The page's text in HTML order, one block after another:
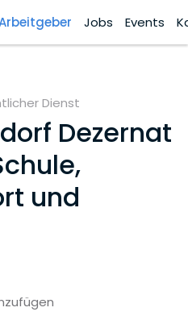
Jobs Events
Dienst
Dezernat
und